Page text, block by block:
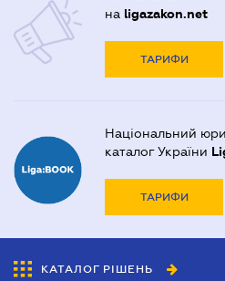
на ligazakon.net
ТАРИФИ
Національний
каталог України
ТАРИФИ
КАТАЛОГ РІШЕНЬ